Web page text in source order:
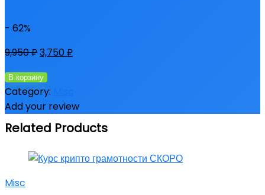
- 62%
9,950₽3,750₽
Количество
товара
Криптоинвест
—
основы
инвестирования
крипто
В корзину
Category:
Add your review
Related Products
Misc